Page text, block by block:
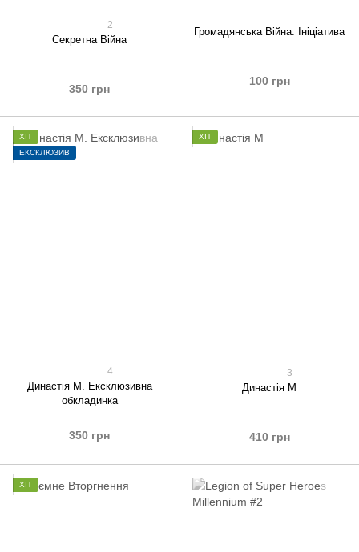
2
Секретна Війна
350 грн
Громадянська Війна: Ініціатива
100 грн
ХІТ
ЕКСКЛЮЗИВ
4
Династія М. Ексклюзивна
обкладинка
350 грн
ХІТ
3
Династія М
410 грн
ХІТ